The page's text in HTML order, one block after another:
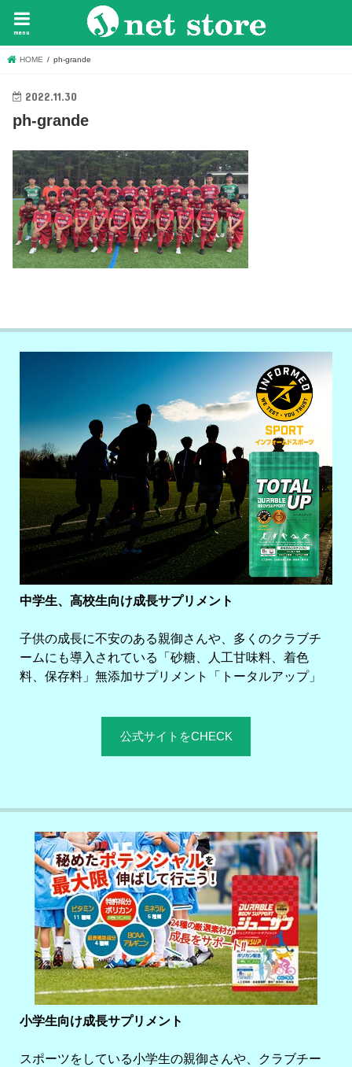
menu
HOME ph-grande
2022.11.30
ph-grande
中学生、高校生向け成長サプリメント
子供の成長に不安のある親御さんや、多くのクラブチ
ームにも導入されている「砂糖、人工甘味料、着色
料、保存料」無添加サプリメント「トータルアップ」
公式サイトをCHECK
小学生向け成長サプリメント
スポーツをしている小学生の親御さんや、クラブチー